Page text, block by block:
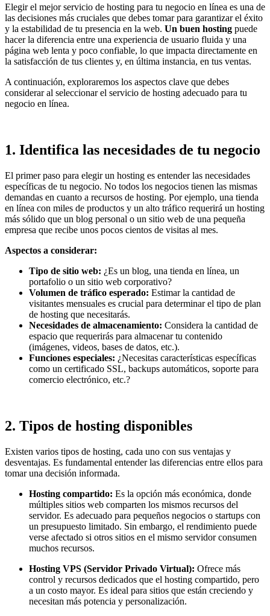
Elegir el mejor servicio de hosting para tu negocio en línea es una de
las decisiones más cruciales que debes tomar para garantizar el éxito
y la estabilidad de tu presencia en la web. Un buen hosting puede
hacer la diferencia entre una experiencia de usuario fluida y una
página web lenta y poco confiable, lo que impacta directamente en
la satisfacción de tus clientes y, en última instancia, en tus ventas.
A continuación, exploraremos los aspectos clave que debes
considerar al seleccionar el servicio de hosting adecuado para tu
negocio en línea.
1. Identifica las necesidades de tu negocio
El primer paso para elegir un hosting es entender las necesidades
específicas de tu negocio. No todos los negocios tienen las mismas
demandas en cuanto a recursos de hosting. Por ejemplo, una tienda
en línea con miles de productos y un alto tráfico requerirá un hosting
más sólido que un blog personal o un sitio web de una pequeña
empresa que recibe unos pocos cientos de visitas al mes.
Aspectos a considerar:
Tipo de sitio web: ¿Es un blog, una tienda en línea, un
portafolio o un sitio web corporativo?
Volumen de tráfico esperado: Estimar la cantidad de
visitantes mensuales es crucial para determinar el tipo de plan
de hosting que necesitarás.
Necesidades de almacenamiento: Considera la cantidad de
espacio que requerirás para almacenar tu contenido
(imágenes, videos, bases de datos, etc.).
Funciones especiales: ¿Necesitas características específicas
como un certificado SSL, backups automáticos, soporte para
comercio electrónico, etc.?
2. Tipos de hosting disponibles
Existen varios tipos de hosting, cada uno con sus ventajas y
desventajas. Es fundamental entender las diferencias entre ellos para
tomar una decisión informada.
Hosting compartido: Es la opción más económica, donde
múltiples sitios web comparten los mismos recursos del
servidor. Es adecuado para pequeños negocios o startups con
un presupuesto limitado. Sin embargo, el rendimiento puede
verse afectado si otros sitios en el mismo servidor consumen
muchos recursos.
Hosting VPS (Servidor Privado Virtual): Ofrece más
control y recursos dedicados que el hosting compartido, pero
a un costo mayor. Es ideal para sitios que están creciendo y
necesitan más potencia y personalización.